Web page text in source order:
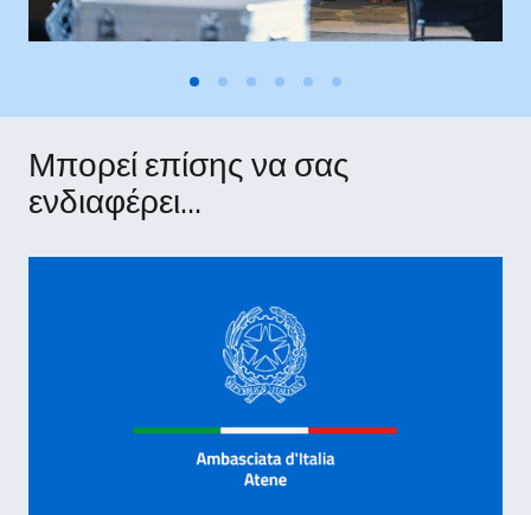
Μπορεί επίσης να σας
ενδιαφέρει...